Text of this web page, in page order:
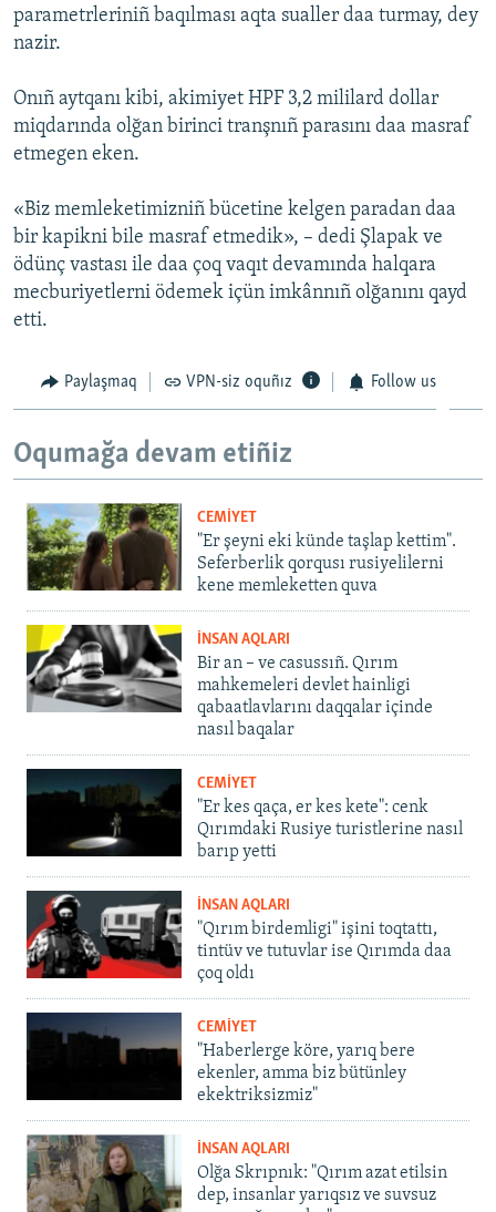
parametrleriniñ baqılması aqta sualler daa turmay, dey
nazir.
Onıñ aytqanı kibi, akimiyet HPF 3,2 mililard dollar
miqdarında olğan birinci tranşnıñ parasını daa masraf
etmegen eken.
«Biz memleketimizniñ bücetine kelgen paradan daa
bir kapikni bile masraf etmedik», – dedi Şlapak ve
ödünç vastası ile daa çoq vaqıt devamında halqara
mecburiyetlerni ödemek içün imkânnıñ olğanını qayd
etti.
Paylaşmaq VPN-siz oquñız Follow us
Oqumağa devam etiñiz
CEMİYET
"Er şeyni eki künde taşlap kettim".
Seferberlik qorqusı rusiyelilerni
kene memleketten quva
İNSAN AQLARI
Bir an – ve casussıñ. Qırım
mahkemeleri devlet hainligi
qabaatlavlarını daqqalar içinde
nasıl baqalar
CEMİYET
"Er kes qaça, er kes kete": cenk
Qırımdaki Rusiye turistlerine nasıl
barıp yetti
İNSAN AQLARI
"Qırım birdemligi" işini toqtattı,
tintüv ve tutuvlar ise Qırımda daa
çoq oldı
CEMİYET
"Haberlerge köre, yarıq bere
ekenler, amma biz bütünley
ekektriksizmiz"
İNSAN AQLARI
Olğa Skrıpnık: "Qırım azat etilsin
dep, insanlar yarıqsız ve suvsuz